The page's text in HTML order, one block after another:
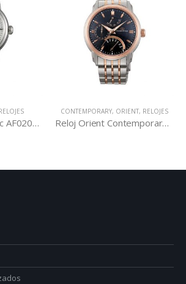
Reloj Orient Classic AF02004W
CONTEMPORARY, ORIENT, RELOJES
Reloj Orient Contemporary DE00004D